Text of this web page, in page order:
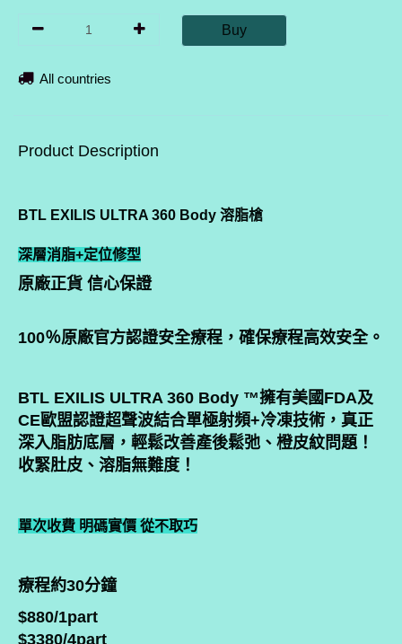
Buy
All countries
Product Description
BTL EXILIS ULTRA 360 Body 溶脂槍
深層消脂+定位修型
原廠正貨 信心保證
100％原廠官方認證安全療程，確保療程高效安全。
BTL EXILIS ULTRA 360 Body ™擁有美國FDA及
CE歐盟認證超聲波結合單極射頻+冷凍技術，真正
深入脂肪底層，輕鬆改善產後鬆弛、橙皮紋問題！
收緊肚皮、溶脂無難度！
單次收費 明碼實價 從不取巧
療程約30分鐘
$880/1part
$3380/4part